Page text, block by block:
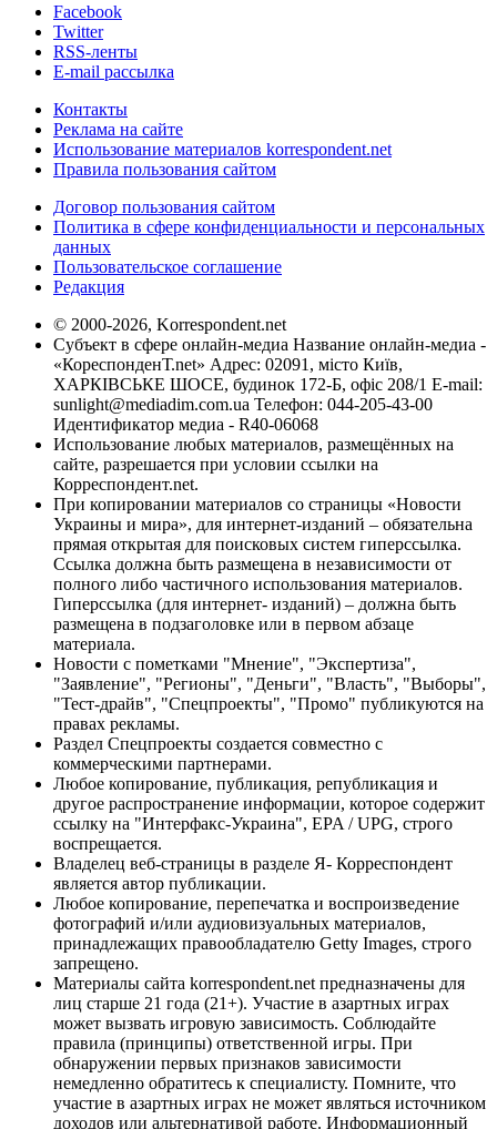
Facebook
Twitter
RSS-ленты
E-mail рассылка
Контакты
Реклама на сайте
Использование материалов korrespondent.net
Правила пользования сайтом
Договор пользования сайтом
Политика в сфере конфиденциальности и персональных
данных
Пользовательское соглашение
Редакция
© 2000-2026, Korrespondent.net
Субъект в сфере онлайн-медиа Название онлайн-медиа -
«КореспонденТ.net» Адрес: 02091, місто Київ,
ХАРКІВСЬКЕ ШОСЕ, будинок 172-Б, офіс 208/1 E-mail:
sunlight@mediadim.com.ua Телефон: 044-205-43-00
Идентификатор медиа - R40-06068
Использование любых материалов, размещённых на
сайте, разрешается при условии ссылки на
Корреспондент.net.
При копировании материалов со страницы «Новости
Украины и мира», для интернет-изданий – обязательна
прямая открытая для поисковых систем гиперссылка.
Ссылка должна быть размещена в независимости от
полного либо частичного использования материалов.
Гиперссылка (для интернет- изданий) – должна быть
размещена в подзаголовке или в первом абзаце
материала.
Новости с пометками "Мнение", "Экспертиза",
"Заявление", "Регионы", "Деньги", "Власть", "Выборы",
"Тест-драйв", "Спецпроекты", "Промо" публикуются на
правах рекламы.
Раздел Спецпроекты создается совместно с
коммерческими партнерами.
Любое копирование, публикация, републикация и
другое распространение информации, которое содержит
ссылку на "Интерфакс-Украина", EPA / UPG, строго
воспрещается.
Владелец веб-страницы в разделе Я- Корреспондент
является автор публикации.
Любое копирование, перепечатка и воспроизведение
фотографий и/или аудиовизуальных материалов,
принадлежащих правообладателю Getty Images, строго
запрещено.
Материалы сайта korrespondent.net предназначены для
лиц старше 21 года (21+). Участие в азартных играх
может вызвать игровую зависимость. Соблюдайте
правила (принципы) ответственной игры. При
обнаружении первых признаков зависимости
немедленно обратитесь к специалисту. Помните, что
участие в азартных играх не может являться источником
доходов или альтернативой работе. Информационный